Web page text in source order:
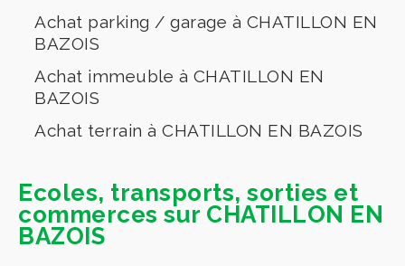
Achat parking / garage à CHATILLON EN
BAZOIS
Achat immeuble à CHATILLON EN
BAZOIS
Achat terrain à CHATILLON EN BAZOIS
Ecoles, transports, sorties et
commerces sur CHATILLON EN
BAZOIS